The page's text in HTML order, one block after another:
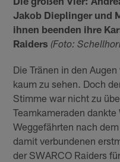
Jakob Dieplinger und
ihnen beenden ihre
Raiders (Foto:
Die Tränen in den
kaum zu sehen. Doch
Stimme war nicht zu
Teamkameraden dankte
Weggefährten nach
damit verbundenen
der SWARCO Raiders